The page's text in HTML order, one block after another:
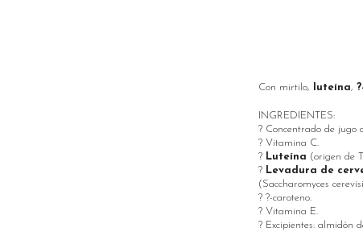
Con mirtilo, luteína,
INGREDIENTES:
? Concentrado de
? Vitamina C.
? Luteína (origen de
? Levadura de
(Saccharomyces
? ?-caroteno.
? Vitamina E.
? Excipientes: almidón